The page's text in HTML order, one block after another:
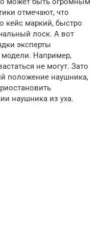
отмечают, что
кейс маркий, быстро
лоск. А вот
эксперты
Например,
не могут. Зато
положение наушника,
наушника из уха.